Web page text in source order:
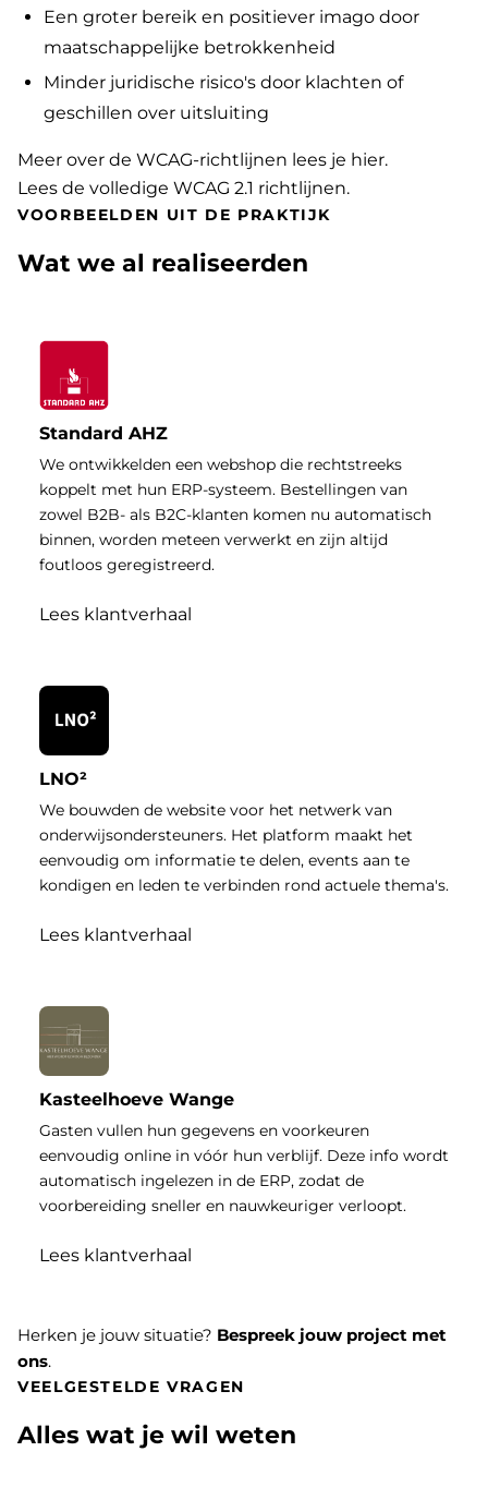
Een groter bereik en positiever imago door
maatschappelijke betrokkenheid
Minder juridische risico's door klachten of
geschillen over uitsluiting
Meer over de WCAG-richtlijnen lees je hier.
Lees de volledige WCAG 2.1 richtlijnen.
VOORBEELDEN UIT DE PRAKTIJK
Wat we al realiseerden
Standard AHZ
We ontwikkelden een webshop die rechtstreeks
koppelt met hun ERP-systeem. Bestellingen van
zowel B2B- als B2C-klanten komen nu automatisch
binnen, worden meteen verwerkt en zijn altijd
foutloos geregistreerd.
Lees klantverhaal
LNO²
We bouwden de website voor het netwerk van
onderwijsondersteuners. Het platform maakt het
eenvoudig om informatie te delen, events aan te
kondigen en leden te verbinden rond actuele thema's.
Lees klantverhaal
Kasteelhoeve Wange
Gasten vullen hun gegevens en voorkeuren
eenvoudig online in vóór hun verblijf. Deze info wordt
automatisch ingelezen in de ERP, zodat de
voorbereiding sneller en nauwkeuriger verloopt.
Lees klantverhaal
Herken je jouw situatie? Bespreek jouw project met
ons.
VEELGESTELDE VRAGEN
Alles wat je wil weten